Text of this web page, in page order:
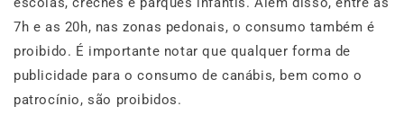
7h e as 20h, nas zonas pedonais, o consumo também é
proibido. É importante notar que qualquer forma de
publicidade para o consumo de canábis, bem como o
patrocínio, são proibidos.